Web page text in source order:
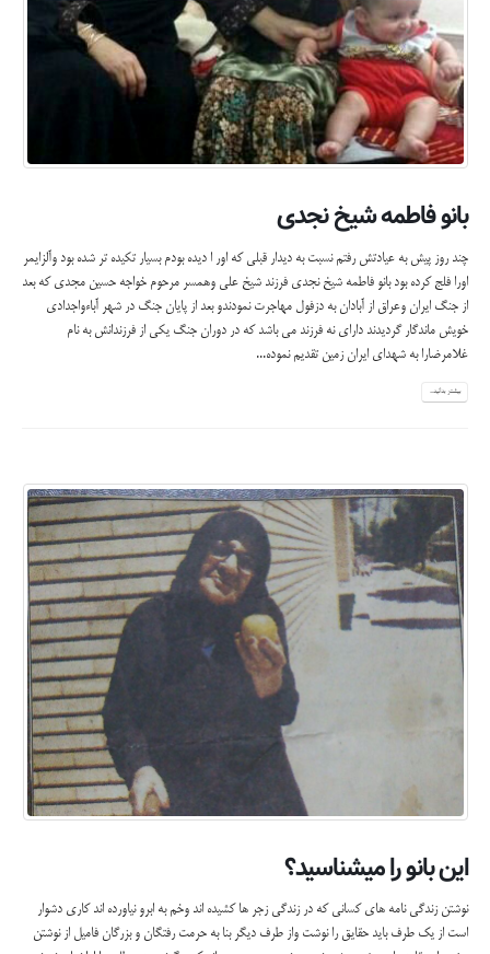
بانو فاطمه شیخ نجدی
چند روز پیش به عیادتش رفتم نسبت به دیدار قبلی که اور ا دیده بودم بسیار تکیده تر شده بود وآلزایمر
اورا فلج کرده بود بانو فاطمه شیخ نجدی فرزند شیخ علی وهمسر مرحوم خواجه حسین مجدی که بعد
از جنگ ایران وعراق از آبادان به دزفول مهاجرت نمودندو بعد از پایان جنگ در شهر آباءواجدادی
خویش ماندگار گردیدند دارای نه فرزند می باشد که در دوران جنگ یکی از فرزندانش به نام
غلامرضارا به شهدای ایران زمین تقدیم نموده...
بیشتر بدانید...
این بانو را میشناسید؟
نوشتن زندگی نامه های کسانی که در زندگی زجر ها کشیده اند وخم به ابرو نیاورده اند کاری دشوار
است از یک طرف باید حقایق را نوشت واز طرف دیگر بنا به حرمت رفتگان و بزرگان فامیل از نوشتن